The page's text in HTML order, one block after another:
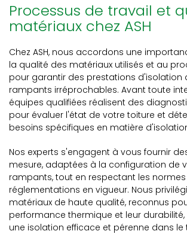
Processus de travail et
matériaux chez ASH
Chez ASH, nous accordons une
la qualité des matériaux utilisés et au
pour garantir des prestations d'isolation
rampants irréprochables. Avant toute
équipes qualifiées réalisent des
pour évaluer l'état de votre toiture et
besoins spécifiques en matière
Nos experts s'engagent à vous fournir
mesure, adaptées à la configuration de
rampants, tout en respectant les
réglementations en vigueur. Nous
matériaux de haute qualité, reconnus
performance thermique et leur
une isolation efficace et pérenne dans le